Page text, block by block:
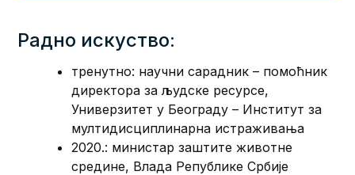
Радно искуство:
тренутно: научни сарадник – помоћник
директора за људске ресурсе,
Универзитет у Београду – Институт за
мултидисциплинарна истраживања
2020.: министар заштите животне
средине, Влада Републике Србије